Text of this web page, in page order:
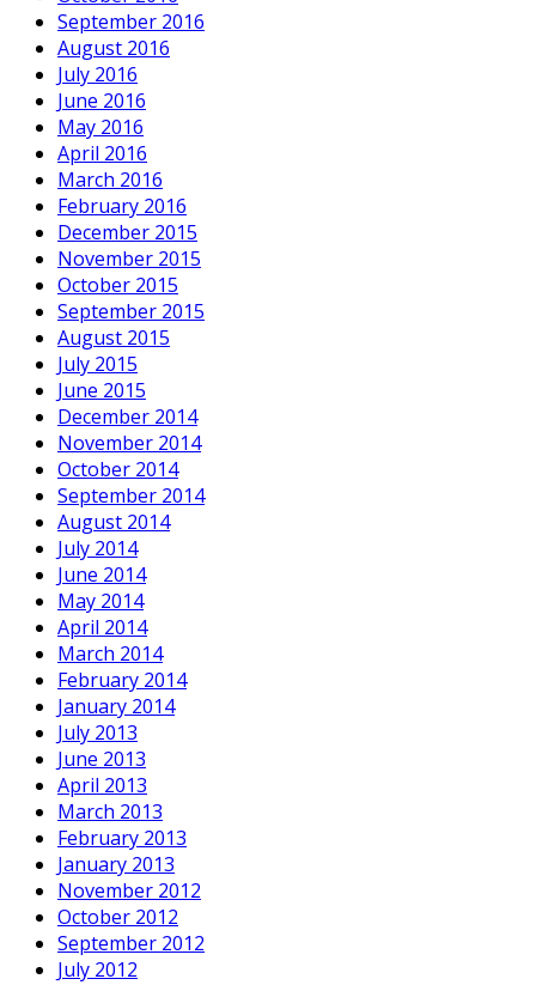
September 2016
August 2016
July 2016
June 2016
May 2016
April 2016
March 2016
February 2016
December 2015
November 2015
October 2015
September 2015
August 2015
July 2015
June 2015
December 2014
November 2014
October 2014
September 2014
August 2014
July 2014
June 2014
May 2014
April 2014
March 2014
February 2014
January 2014
July 2013
June 2013
April 2013
March 2013
February 2013
January 2013
November 2012
October 2012
September 2012
July 2012